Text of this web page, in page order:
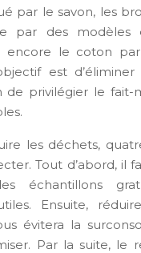
par le savon, les
par des modèles
encore le coton
est
de privilégier le fait-
les déchets,
Tout d’abord, il
échantillons
Ensuite,
évitera la
Par la suite, le